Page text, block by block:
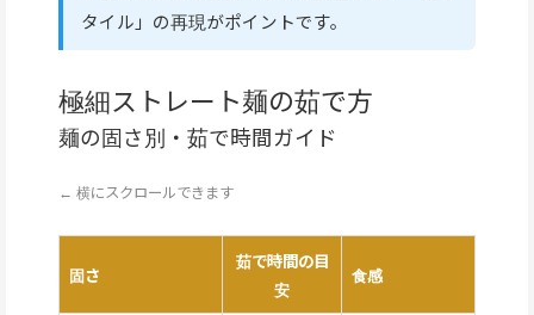
タイル」の再現がポイントです。
極細ストレート麺の茹で方
麺の固さ別・茹で時間ガイド
← 横にスクロールできます
固さ
茹で時間の目
安
食感